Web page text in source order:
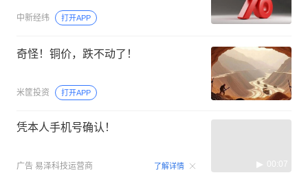
中新经纬 打开APP
奇怪！铜价，跌不动了！
米筐投资 打开APP
凭本人手机号确认！
广告 易泽科技运营商 了解详情 00:07